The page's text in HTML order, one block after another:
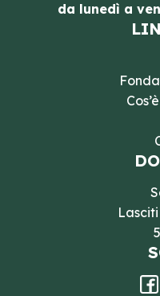
da lunedì a